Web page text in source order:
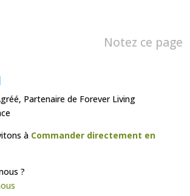
Notez ce page
Partenaire de Forever Living
à Commander directement en
?